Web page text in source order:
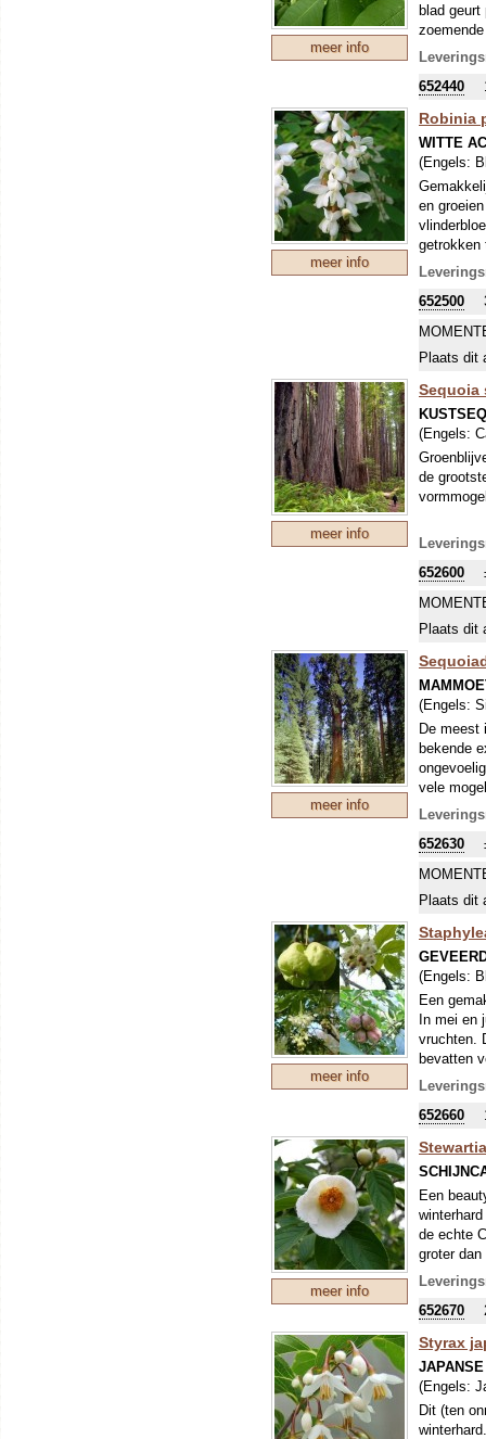
meer info
blad
winter de
worden
wordt
652440
meer info
Robinia
WITTE
(Engels:
en
getrokken
652500
Plaats dit
meer info
Sequoia
(Engels:
de
652600
Plaats dit
meer info
(Engels:
De meest
bekende
vele
652630
Plaats dit
meer info
(Engels:
Een
In mei en
vruchten.
bevatten
een
652660
meer info
Een
de echte
groter
stam is
bereikt
vochtige
de
In (vooral
652670
Styrax
(Engels:
Dit (ten